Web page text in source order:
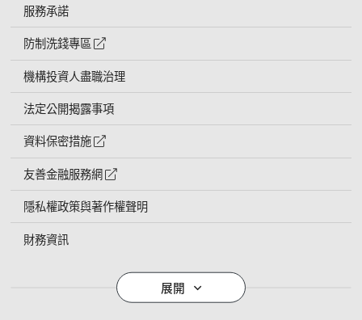
服務承諾
防制洗錢專區
外網連結符號
機構投資人盡職治理
法定公開揭露事項
資料保密措施
外網連結符號
友善金融服務網 外網連結符號
隱私權政策與著作權聲明
財務資訊
導覽列